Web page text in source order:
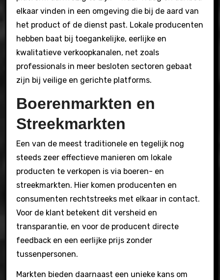
elkaar vinden in een omgeving die bij de aard van
het product of de dienst past. Lokale producenten
hebben baat bij toegankelijke, eerlijke en
kwalitatieve verkoopkanalen, net zoals
professionals in meer besloten sectoren gebaat
zijn bij veilige en gerichte platforms.
Boerenmarkten en
Streekmarkten
Een van de meest traditionele en tegelijk nog
steeds zeer effectieve manieren om lokale
producten te verkopen is via boeren- en
streekmarkten. Hier komen producenten en
consumenten rechtstreeks met elkaar in contact.
Voor de klant betekent dit versheid en
transparantie, en voor de producent directe
feedback en een eerlijke prijs zonder
tussenpersonen.
Markten bieden daarnaast een unieke kans om